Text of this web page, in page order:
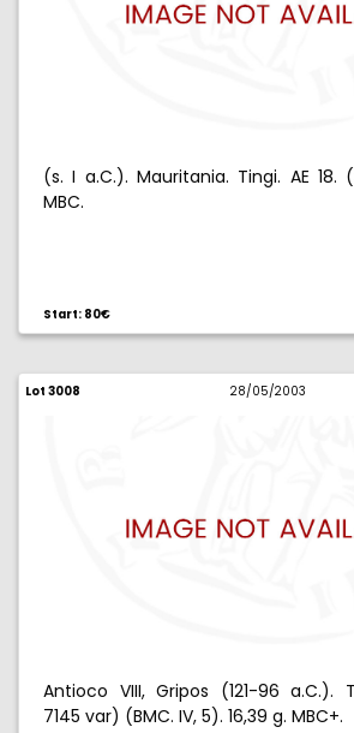
(s. I a.C.). Mauritania. Tingi. AE 18.
MBC.
Start: 80€
Lot 3008 28/05/2003
Antioco VIII, Gripos (121-96 a.C.).
7145 var) (BMC. IV, 5). 16,39 g. MBC+.